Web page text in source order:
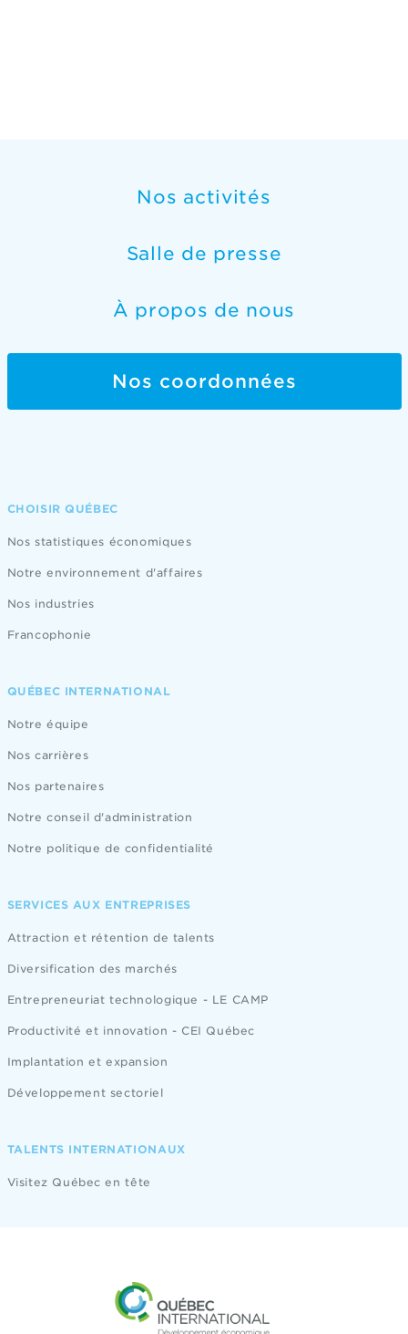
Nos activités
Salle de presse
À propos de nous
Nos coordonnées
CHOISIR QUÉBEC
Nos statistiques économiques
Notre environnement d'affaires
Nos industries
Francophonie
QUÉBEC INTERNATIONAL
Notre équipe
Nos carrières
Nos partenaires
Notre conseil d'administration
Notre politique de confidentialité
SERVICES AUX ENTREPRISES
Attraction et rétention de talents
Diversification des marchés
Entrepreneuriat technologique - LE CAMP
Productivité et innovation - CEI Québec
Implantation et expansion
Développement sectoriel
TALENTS INTERNATIONAUX
Visitez Québec en tête